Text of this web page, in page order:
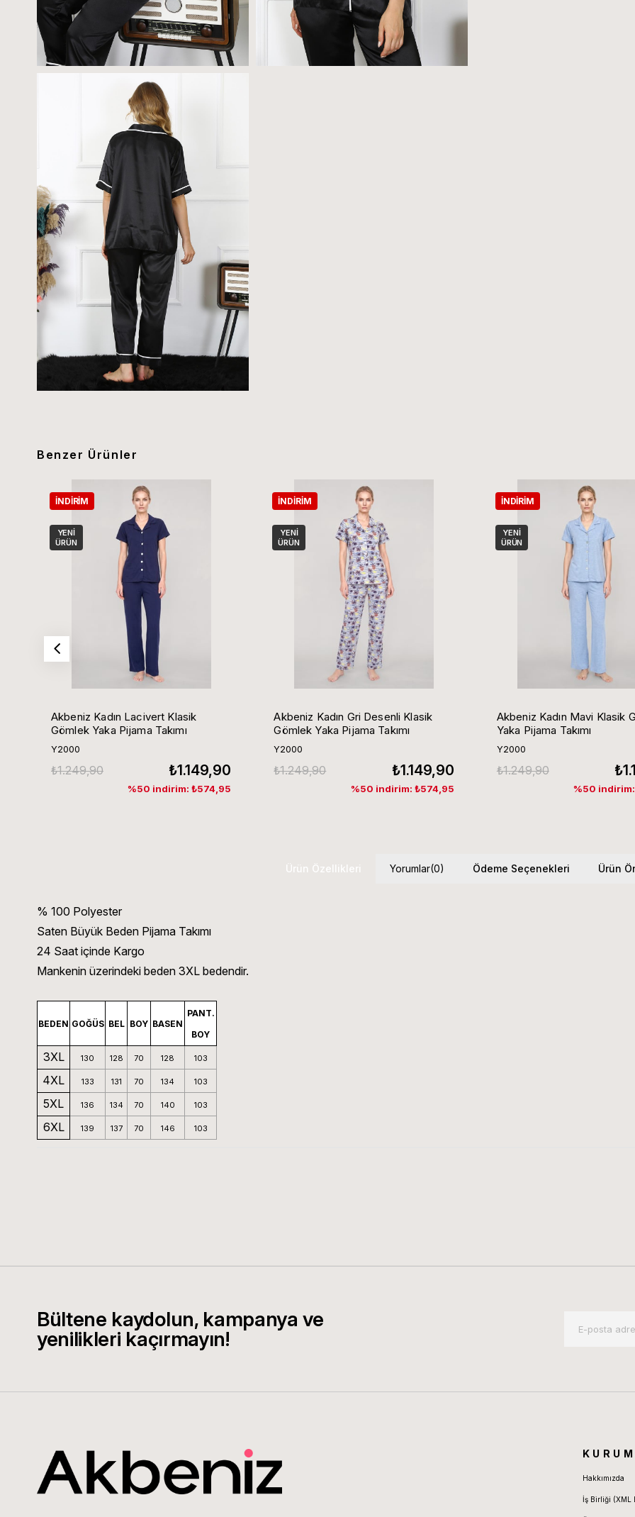
Benzer Ürünler
Akbeniz Kadın Lacivert Klasik
Gömlek Yaka Pijama Takımı
Y2000
₺1.149,90
₺1.249,90
%50 indirim: ₺574,95
İNDIRIM
YENI
ÜRÜN
Akbeniz Kadın Gri Desenli Klasik
Gömlek Yaka Pijama Takımı
Y2000
₺1.149,90
₺1.249,90
%50 indirim: ₺574,95
İNDIRIM
YENI
ÜRÜN
Akbeniz Kadın Mavi Klasik
Yaka Pijama Takımı
Y2000
₺1.249,90
%50
İNDIRIM
YENI
ÜRÜN
Ürün Özellikleri Yorumlar(0) Ödeme Seçenekleri Ürün
% 100 Polyester
Saten Büyük Beden Pijama Takımı
24 Saat içinde Kargo
Mankenin üzerindeki beden 3XL bedendir.
BEDEN GOĞÜS BEL BOY BASEN
PANT.
BOY
3XL 130 128 70 128 103
4XL 133 131 70 134 103
5XL 136 134 70 140 103
6XL 139 137 70 146 103
Bültene kaydolun, kampanya ve
yenilikleri kaçırmayın!
Hakkımızda
İş Birliği (XML